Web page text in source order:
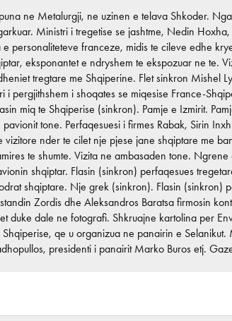
ne Metalurgji, ne uzinen e telava Shkoder.
Ministri i tregetise se jashtme, Nedin
personaliteteve franceze, midis te cileve edhe
eksponantet e ndryshem te ekspozuar ne te.
tregtare me Shqiperine. Flet sinkron Mishel
i pergjithshem i shoqates se miqesise France-
miq te Shqiperise (sinkron). Pamje e Izmirit.
tone. Perfaqesuesi i firmes Rabak, Sirin
vizitore nder te cilet nje pjese jane shqiptare me
te shumte. Vizita ne ambasaden tone.
shqiptar. Flasin (sinkron) perfaqesues
shqiptare. Nje grek (sinkron). Flasin (sinkron)
Zordis dhe Aleksandros Baratsa firmosin
duke dale ne fotografi. Shkruajne kartolina per
qe u organizua ne panairin e
presidenti i panairit Marko Buros etj.